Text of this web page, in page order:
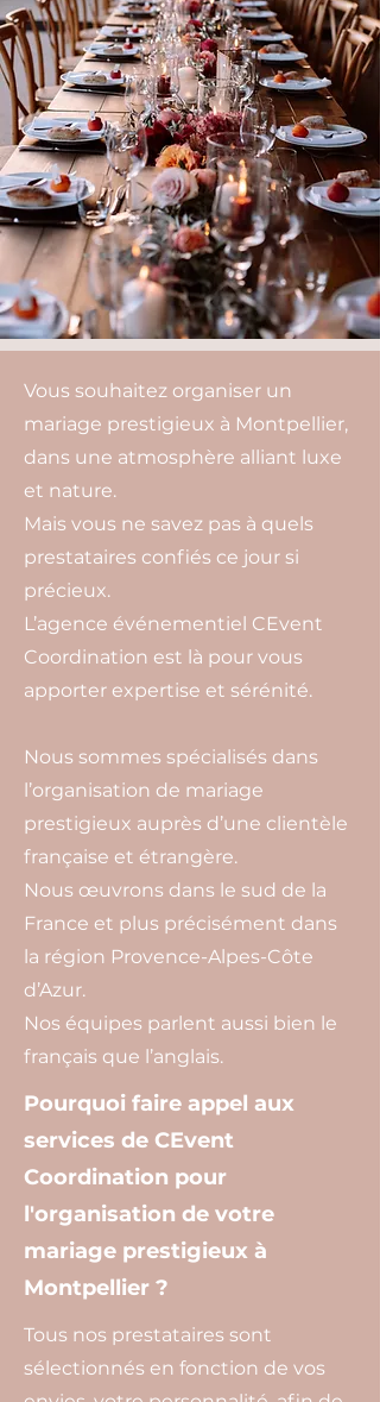
Vous souhaitez organiser un
mariage prestigieux à Montpellier,
dans une atmosphère alliant luxe
et nature.
Mais vous ne savez pas à quels
prestataires confiés ce jour si
précieux.
L’agence événementiel CEvent
Coordination est là pour vous
apporter expertise et sérénité.
Nous sommes spécialisés dans
l’organisation de mariage
prestigieux auprès d’une clientèle
française et étrangère.
Nous œuvrons dans le sud de la
France et plus précisément dans
la région Provence-Alpes-Côte
d’Azur.
Nos équipes parlent aussi bien le
français que l’anglais.
Pourquoi faire appel aux
services de CEvent
Coordination pour
l'organisation de votre
mariage prestigieux à
Montpellier ?
Tous nos prestataires sont
sélectionnés en fonction de vos